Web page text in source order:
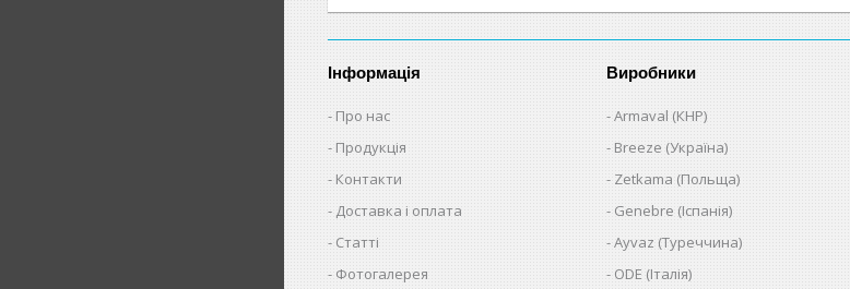
Інформація
Про нас
Продукція
Контакти
Доставка і оплата
Статті
Фотогалерея
Виробники
Armaval (КНР)
Breeze (Україна)
Zetkama (Польща)
Genebre (Іспанія)
Ayvaz (Туреччина)
ODE (Італія)